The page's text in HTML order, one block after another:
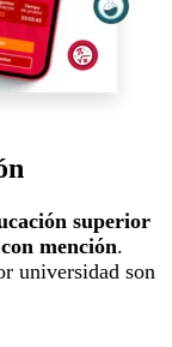
superior
mención.
universidad son